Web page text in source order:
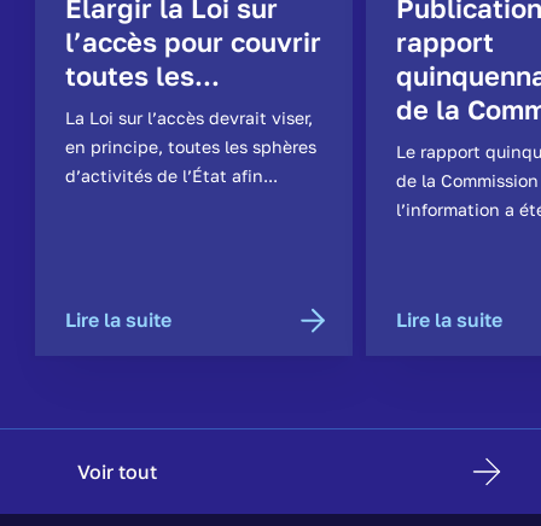
Élargir la Loi sur
l’accès pour couvrir
toutes les...
La Loi sur l’accès devrait viser,
en principe, toutes les sphères
d’activités de l’État afin...
Lire la suite
rapport
de la
Le rapport
de la Commission
l’information a
Lire la suite
Voir tout